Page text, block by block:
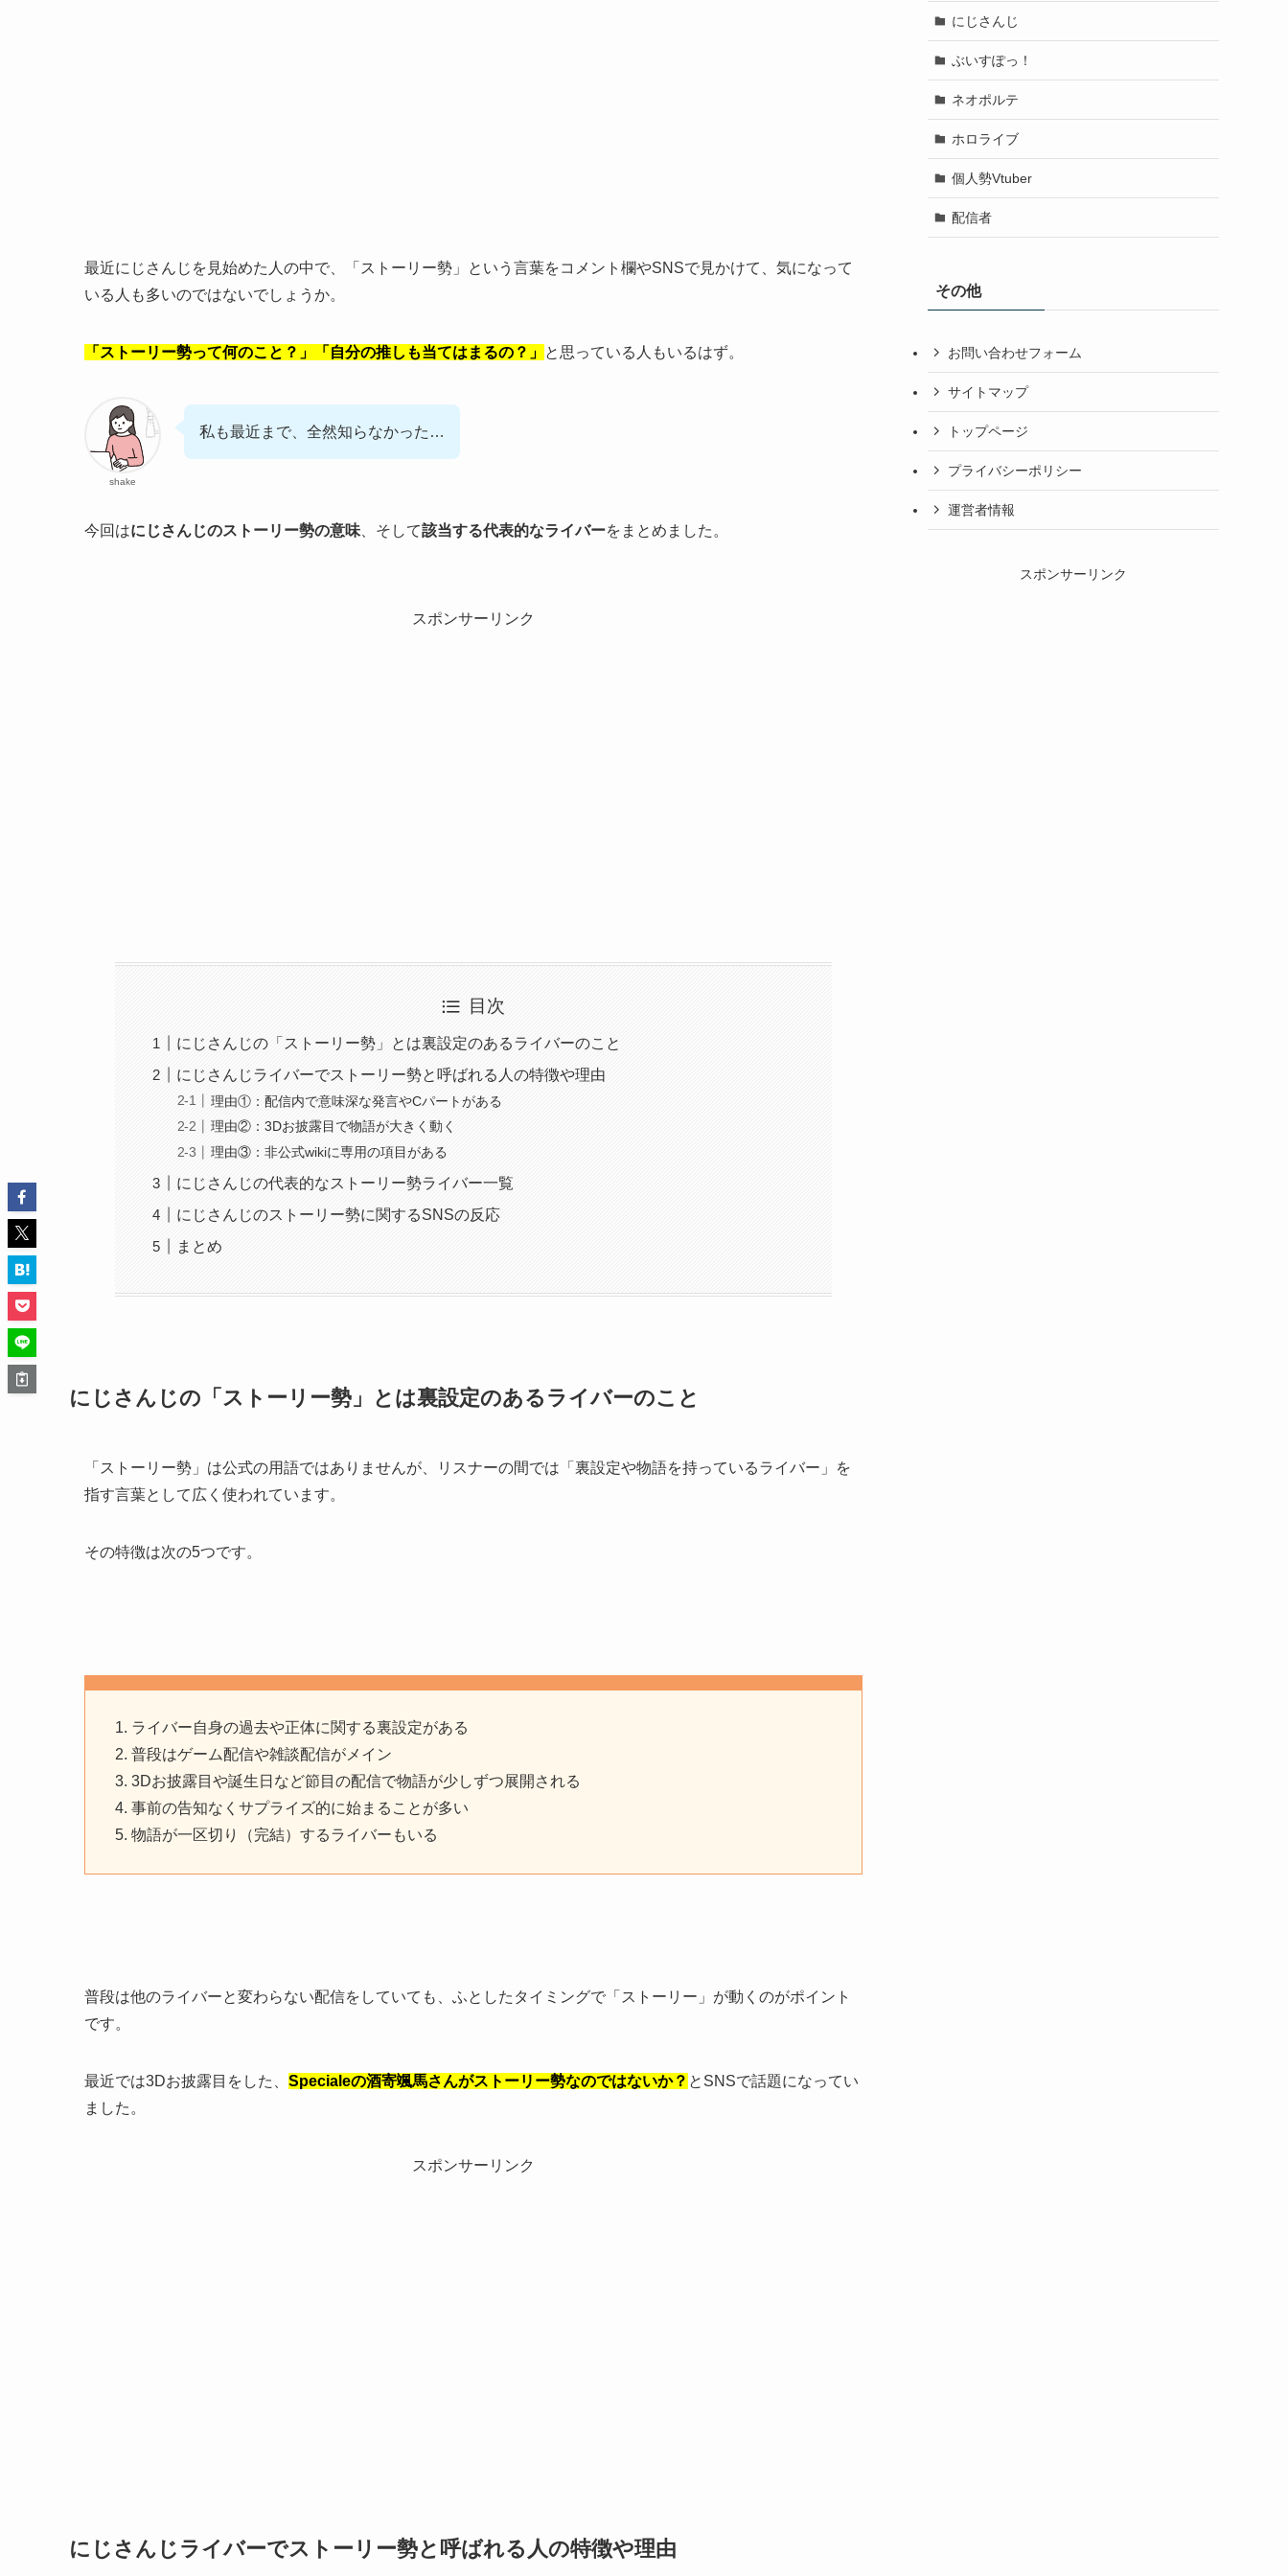
最近にじさんじを見始めた人の中で、「ストーリー勢」という言葉をコメント欄やSNSで見かけて、気になって
いる人も多いのではないでしょうか。
「ストーリー勢って何のこと？」「自分の推しも当てはまるの？」 と思っている人もいるはず。
shake
私も最近まで、全然知らなかった…
今回はにじさんじのストーリー勢の意味、そして該当する代表的なライバーをまとめました。
スポンサーリンク
目次
にじさんじの「ストーリー勢」とは裏設定のあるライバーのこと
にじさんじライバーでストーリー勢と呼ばれる人の特徴や理由
理由①：配信内で意味深な発言やCパートがある
理由②：3Dお披露目で物語が大きく動く
理由③：非公式wikiに専用の項目がある
にじさんじの代表的なストーリー勢ライバー一覧
にじさんじのストーリー勢に関するSNSの反応
まとめ
にじさんじの「ストーリー勢」とは裏設定のあるライバーのこと
「ストーリー勢」は公式の用語ではありませんが、リスナーの間では「裏設定や物語を持っているライバー」を
指す言葉として広く使われています。
その特徴は次の5つです。
ライバー自身の過去や正体に関する裏設定がある
普段はゲーム配信や雑談配信がメイン
3Dお披露目や誕生日など節目の配信で物語が少しずつ展開される
事前の告知なくサプライズ的に始まることが多い
物語が一区切り（完結）するライバーもいる
普段は他のライバーと変わらない配信をしていても、ふとしたタイミングで「ストーリー」が動くのがポイント
です。
最近では3Dお披露目をした、 Specialeの酒寄颯馬さんがストーリー勢なのではないか？ とSNSで話題になってい
ました。
スポンサーリンク
にじさんじライバーでストーリー勢と呼ばれる人の特徴や理由
にじさんじ
ぶいすぽっ！
ネオポルテ
ホロライブ
個人勢Vtuber
配信者
その他
お問い合わせフォーム
サイトマップ
トップページ
プライバシーポリシー
運営者情報
スポンサーリンク